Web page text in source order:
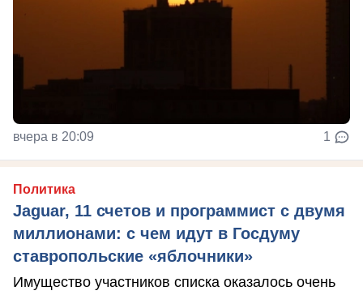
вчера в 20:09 1
Политика
Jaguar, 11 счетов и программист с двумя
миллионами: с чем идут в Госдуму
ставропольские «яблочники»
Имущество участников списка оказалось очень